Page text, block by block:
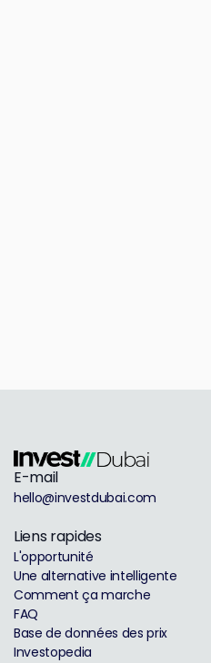
E-mail
hello@investdubai.com
Liens rapides
L'opportunité
Une alternative intelligente
Comment ça marche
FAQ
Base de données des prix
Investopedia